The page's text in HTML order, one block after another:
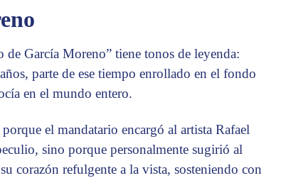
García Moreno” tiene tonos de leyenda:
parte de ese tiempo enrollado en el fondo
en el mundo entero.
el mandatario encargó al artista Rafael
sino porque personalmente sugirió al
corazón refulgente a la vista, sosteniendo con